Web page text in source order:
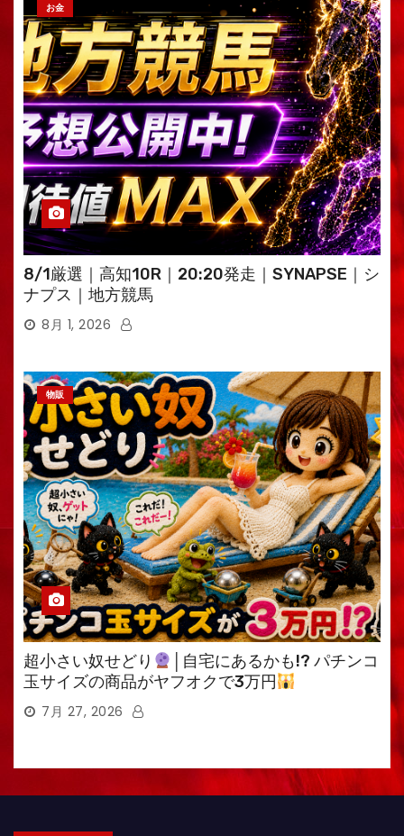
お金
8/1厳選｜高知10R｜20:20発走｜SYNAPSE｜シ
ナプス｜地方競馬
8月 1, 2026
物販
超小さい奴せどり
│自宅にあるかも!? パチンコ
玉サイズの商品がヤフオクで3万円
7月 27, 2026